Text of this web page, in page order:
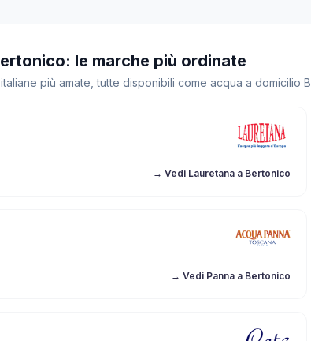
le marche più ordinate
più amate, tutte disponibili come acqua a domicilio
→ Vedi Lauretana a Bertonico
→ Vedi Panna a Bertonico